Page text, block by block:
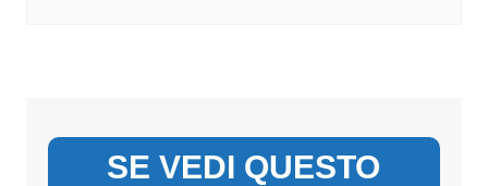
SE VEDI QUESTO